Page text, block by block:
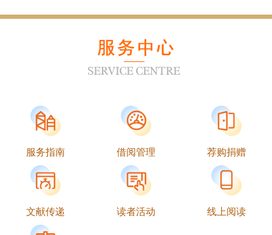
动抽奖结果通知...
服务指南 借阅管理 荐购捐赠
文献传递 读者活动 线上阅读